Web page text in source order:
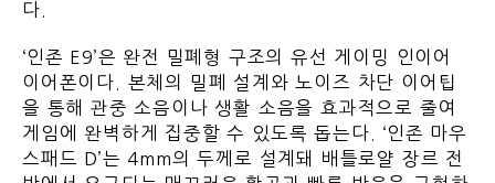
다.
‘인존 E9’은 완전 밀폐형 구조의 유선 게이밍 인이어
이어폰이다. 본체의 밀폐 설계와 노이즈 차단 이어팁
을 통해 관중 소음이나 생활 소음을 효과적으로 줄여
게임에 완벽하게 집중할 수 있도록 돕는다. ‘인존 마우
스패드 D’는 4mm의 두께로 설계돼 배틀로얄 장르 전